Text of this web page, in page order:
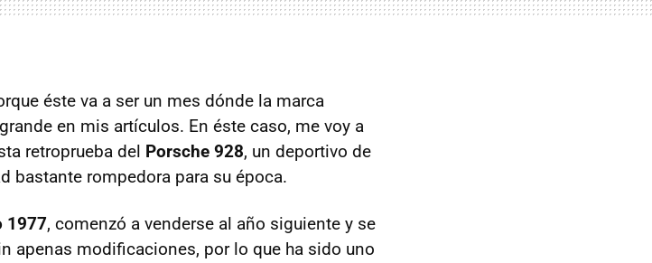
éste va a ser un mes dónde la marca
en mis artículos. En éste caso, me voy a
retroprueba del Porsche 928, un deportivo de
bastante rompedora para su época.
1977, comenzó a venderse al año siguiente y se
apenas modificaciones, por lo que ha sido uno